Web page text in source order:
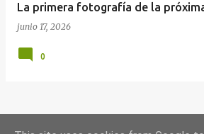
La primera fotografía de la
junio 17, 2026
0